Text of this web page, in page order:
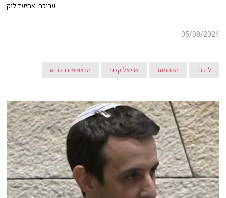
עריכה: אחיעד לוק
05/08/2024
ליכוד מלחמות אריאל קלנר מבצע עם כלביא